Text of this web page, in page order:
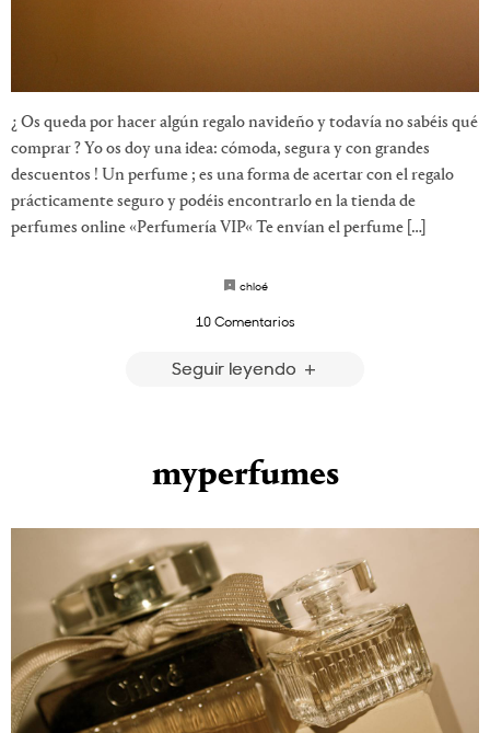
¿ Os queda por hacer algún regalo navideño y todavía no sabéis qué
comprar ? Yo os doy una idea: cómoda, segura y con grandes
descuentos ! Un perfume ; es una forma de acertar con el regalo
prácticamente seguro y podéis encontrarlo en la tienda de
perfumes online «Perfumería VIP« Te envían el perfume […]
chloé
10 Comentarios
Seguir leyendo
myperfumes